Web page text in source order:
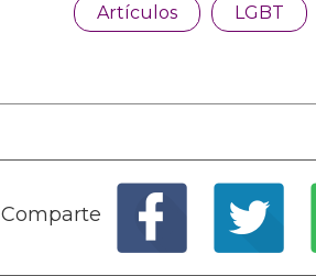
Artículos LGBT
Comparte